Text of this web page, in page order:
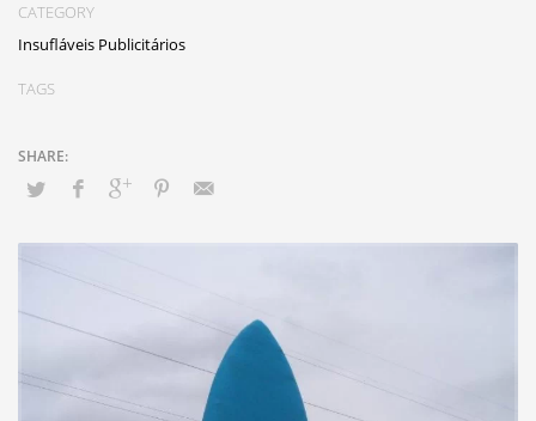
CATEGORY
Insufláveis Publicitários
TAGS